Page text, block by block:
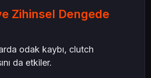
Zihinsel Dengede
odak kaybı, clutch
da etkiler.